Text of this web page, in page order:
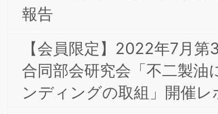
【会員限定】2019年11⽉ 第16回東京フ
（CX）の構築とマーケティング・流
通、ブランド戦略－デジタルとアナログ
－」
2020年 新年のご挨拶